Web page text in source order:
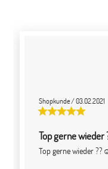
Shopkunde/03.02.2021
Top gerne
Top gerne wieder